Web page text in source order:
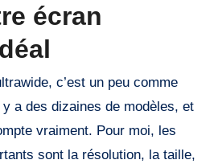
écran
c’est un peu comme
a des dizaines de modèles, et
vraiment. Pour moi, les
sont la résolution, la taille,